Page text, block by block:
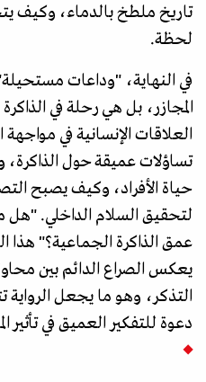
تاريخ ملطخ بالدماء، وكيف
لحظة.
في النهاية، "وداعات
المجازر، بل هي رحلة في
العلاقات الإنسانية في
تساؤلات عميقة حول
حياة الأفراد، وكيف يصبح
لتحقيق السلام الداخلي. "هل
عمق الذاكرة الجماعية؟" هذا
يعكس الصراع الدائم بين
التذكر، وهو ما يجعل
دعوة للتفكير العميق في تأثير